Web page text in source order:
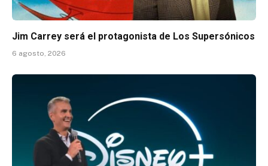
Jim Carrey será el protagonista de Los Supersónicos
6 agosto, 2026